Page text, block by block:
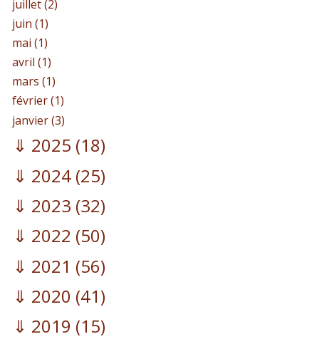
juillet (2)
juin (1)
mai (1)
avril (1)
mars (1)
février (1)
janvier (3)
2025 (18)
2024 (25)
2023 (32)
2022 (50)
2021 (56)
2020 (41)
2019 (15)